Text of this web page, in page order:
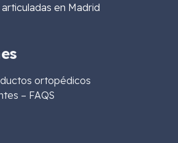
en Madrid
ortopédicos
– FAQS